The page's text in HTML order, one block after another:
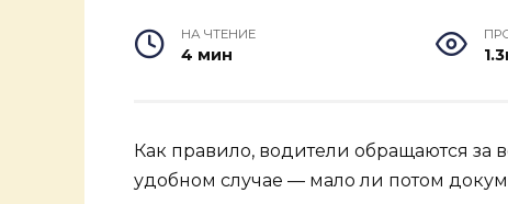
НА ЧТЕНИЕ
4 мин
Как правило, водители обращаются
удобном случае — мало ли потом